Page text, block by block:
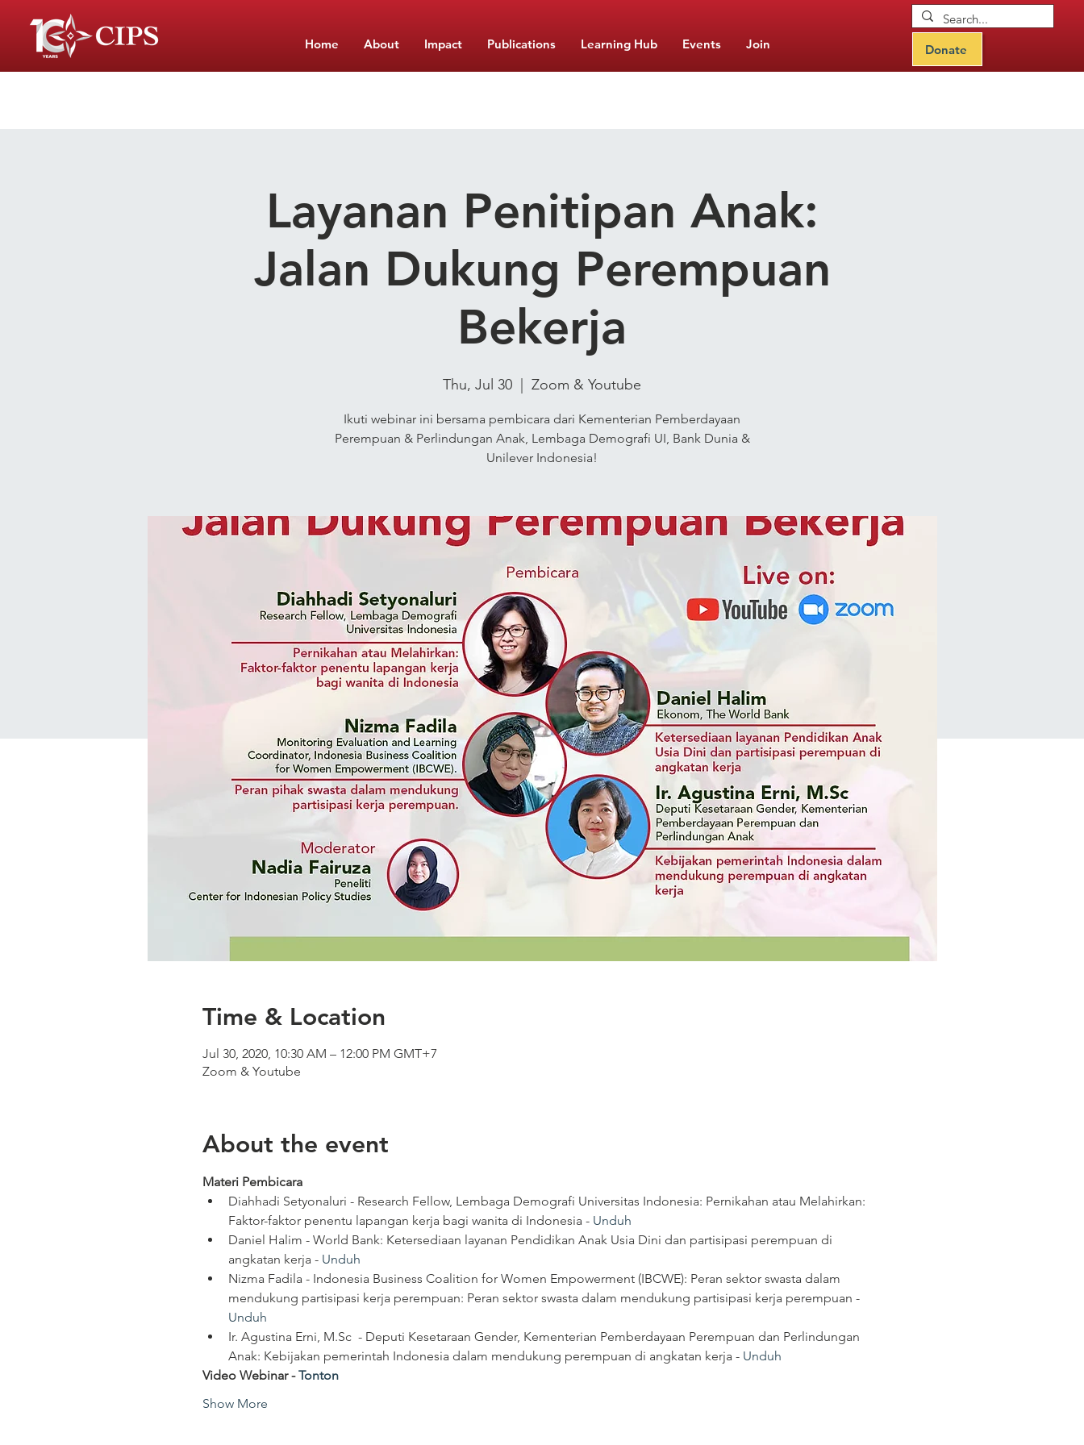
Home About Impact Publications Learning Hub Events Join Donate
Layanan Penitipan Anak:
Jalan Dukung Perempuan
Bekerja
Thu, Jul 30 Zoom & Youtube
Ikuti webinar ini bersama pembicara dari Kementerian Pemberdayaan
Perempuan & Perlindungan Anak, Lembaga Demografi UI, Bank Dunia &
Unilever Indonesia!
Time & Location
Jul 30, 2020, 10:30 AM – 12:00 PM GMT+7
Zoom & Youtube
About the event
Materi Pembicara
Diahhadi Setyonaluri - Research Fellow, Lembaga Demografi Universitas Indonesia: Pernikahan atau Melahirkan:
Faktor-faktor penentu lapangan kerja bagi wanita di Indonesia - Unduh
Daniel Halim - World Bank: Ketersediaan layanan Pendidikan Anak Usia Dini dan partisipasi perempuan di
angkatan kerja - Unduh
Nizma Fadila - Indonesia Business Coalition for Women Empowerment (IBCWE): Peran sektor swasta dalam
mendukung partisipasi kerja perempuan: Peran sektor swasta dalam mendukung partisipasi kerja perempuan -
Unduh
Ir. Agustina Erni, M.Sc  - Deputi Kesetaraan Gender, Kementerian Pemberdayaan Perempuan dan Perlindungan
Anak: Kebijakan pemerintah Indonesia dalam mendukung perempuan di angkatan kerja - Unduh
Video Webinar - Tonton
Show More